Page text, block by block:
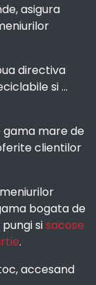
asigura
directiva
si ...
gama mare de
clientilor
bogata de
pungi sisacose
.
accesand